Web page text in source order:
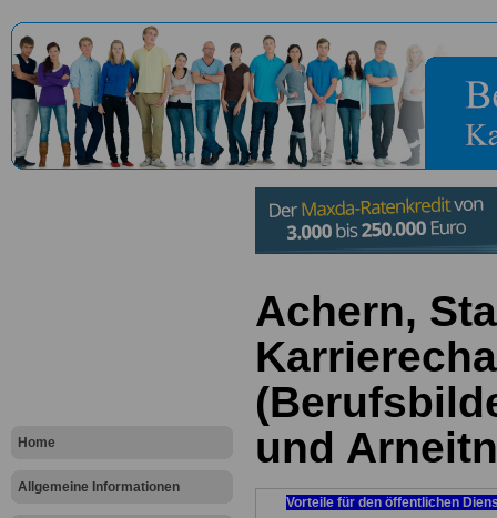
Home
Allgemeine Informationen
Achern,
und
Vorteile für den öffentlichen